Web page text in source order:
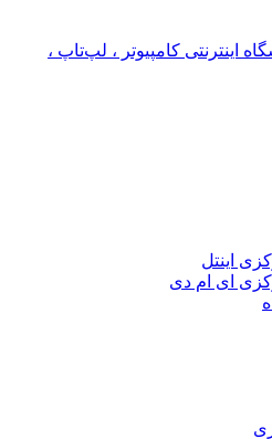
اینتل
ای ام دی